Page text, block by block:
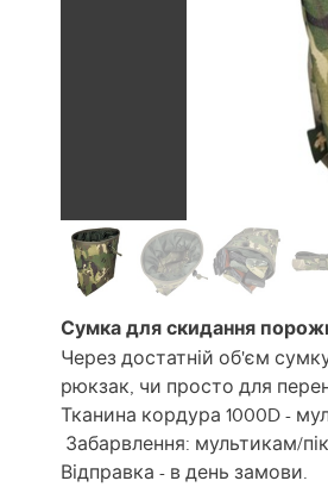
Сумка для скидання
Через достатній об'єм
рюкзак, чи просто для
Тканина кордура 1000D -
Забарвлення: мультикам/
Відправка - в день замови.